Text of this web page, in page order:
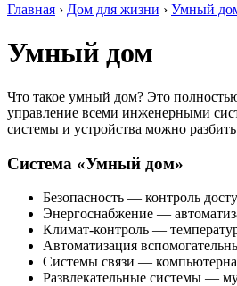
Главная › Дом для жизни › Умный
Умный дом
Что такое умный дом? Это
управление всеми инженерными
системы и устройства можно
Система «Умный дом»
Безопасность — контроль
Энергоснабжение —
Климат-контроль —
Автоматизация
Системы связи —
Развлекательные системы —